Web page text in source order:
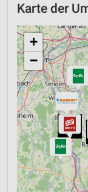
Karte der
+
−